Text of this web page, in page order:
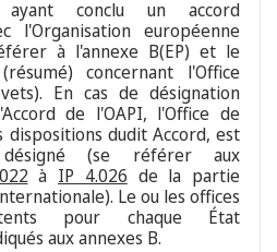
conclu un accord
l'Organisation européenne
à l'annexe B(EP) et le
concernant l'Office
En cas de désignation
de l'OAPI, l'Office de
dispositions dudit Accord, est
(se référer aux
à IP 4.026 de la partie
Le ou les offices
pour chaque État
aux annexes B.